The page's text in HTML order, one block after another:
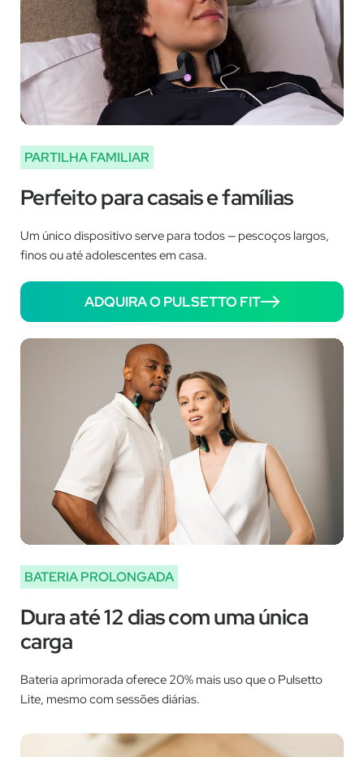
PARTILHA FAMILIAR
Perfeito para casais e famílias
Um único dispositivo serve para todos — pescoços largos,
finos ou até adolescentes em casa.
ADQUIRA O PULSETTO FIT
BATERIA PROLONGADA
Dura até 12 dias com uma única
carga
Bateria aprimorada oferece 20% mais uso que o Pulsetto
Lite, mesmo com sessões diárias.